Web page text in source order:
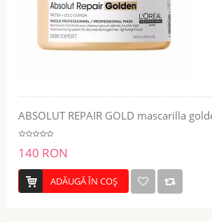
ABSOLUT REPAIR GOLD mascarilla
140 RON
ADĂUGĂ ÎN COŞ